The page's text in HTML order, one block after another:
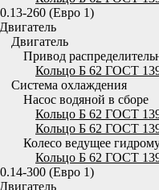
260 (Евро 1)
Двигатель
Двигатель
Привод
Кольцо Б 62 ГОСТ
Система охлаждения
Насос водяной в сборе
Кольцо Б 62 ГОСТ
Кольцо Б 62 ГОСТ
Колесо ведущее
Кольцо Б 62 ГОСТ
300 (Евро 1)
Двигатель